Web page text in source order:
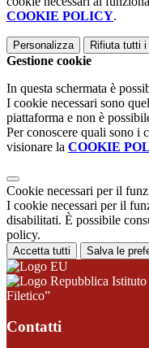
COOKIE POLICY.
Personalizza Rifiuta tutti i
Gestione cookie
In questa schermata è
I cookie necessari sono
piattaforma e non è
Per conoscere quali sono i
visionare la COOKIE
Cookie necessari per il
I cookie necessari per il
disabilitati. È possibile
policy.
Accetta tutti Salva le
Istituto
Filetico”
Contatti